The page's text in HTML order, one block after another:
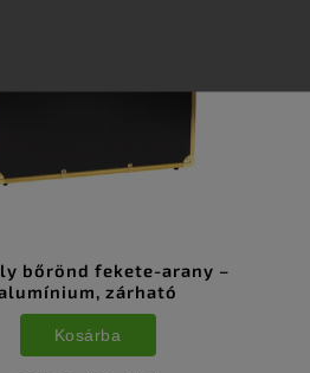
VELUR fekete
Kosárba